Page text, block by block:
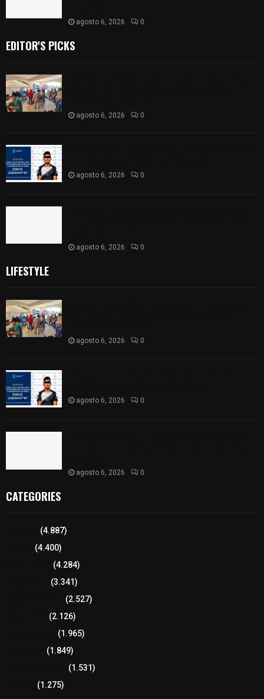
agosto 6, 2026 0
EDITOR'S PICKS
agosto 6, 2026 0
agosto 6, 2026 0
agosto 6, 2026 0
LIFESTYLE
agosto 6, 2026 0
agosto 6, 2026 0
agosto 6, 2026 0
CATEGORIES
(4.887)
(4.400)
(4.284)
(3.341)
(2.527)
(2.126)
(1.965)
(1.849)
(1.531)
(1.275)